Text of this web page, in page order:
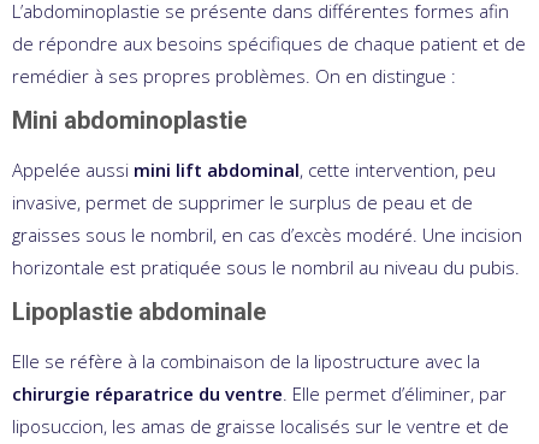
L’abdominoplastie se présente dans différentes formes afin
de répondre aux besoins spécifiques de chaque patient et de
remédier à ses propres problèmes. On en distingue :
Mini abdominoplastie
Appelée aussi mini lift abdominal, cette intervention, peu
invasive, permet de supprimer le surplus de peau et de
graisses sous le nombril, en cas d’excès modéré. Une incision
horizontale est pratiquée sous le nombril au niveau du pubis.
Lipoplastie abdominale
Elle se réfère à la combinaison de la lipostructure avec la
chirurgie réparatrice du ventre . Elle permet d’éliminer, par
liposuccion, les amas de graisse localisés sur le ventre et de